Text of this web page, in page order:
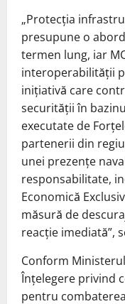
„Protecţia
presupune o
termen lung, iar
interoperabilităţii
iniţiativă care
securităţii în
executate de
partenerii din
unei prezenţe
responsabilitate,
Economică
măsură de
reacţie imediată”,
Conform
Înţelegere privind
pentru